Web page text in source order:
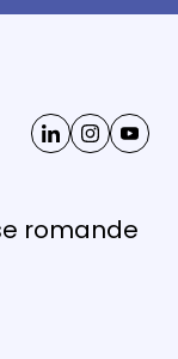
romande